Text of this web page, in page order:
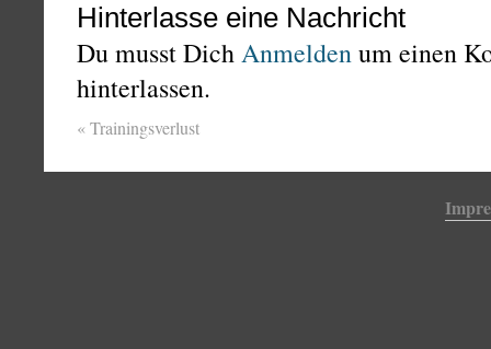
Hinterlasse eine Nachricht
Du musst DichAnmeldenum einen
hinterlassen.
«Trainingsverlust